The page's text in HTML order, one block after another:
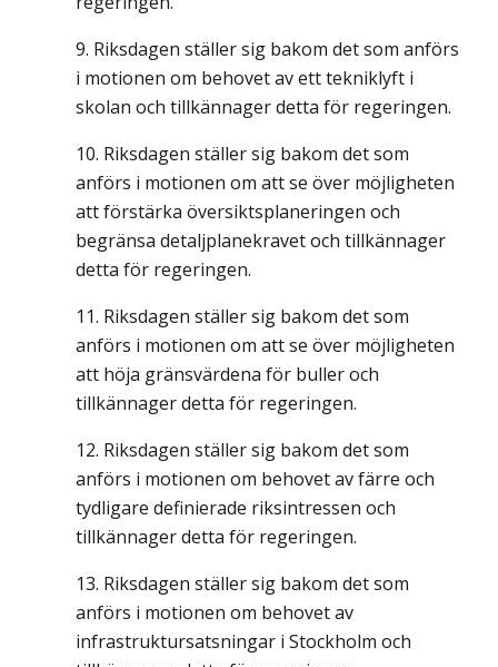
Riksdagen ställer sig bakom det som anförs
i motionen om behovet av ett tekniklyft i
skolan och tillkännager detta för regeringen.
Riksdagen ställer sig bakom det som
anförs i motionen om att se över möjligheten
att förstärka översiktsplaneringen och
begränsa detaljplanekravet och tillkännager
detta för regeringen.
Riksdagen ställer sig bakom det som
anförs i motionen om att se över möjligheten
att höja gränsvärdena för buller och
tillkännager detta för regeringen.
Riksdagen ställer sig bakom det som
anförs i motionen om behovet av färre och
tydligare definierade riksintressen och
tillkännager detta för regeringen.
Riksdagen ställer sig bakom det som
anförs i motionen om behovet av
infrastruktursatsningar i Stockholm och